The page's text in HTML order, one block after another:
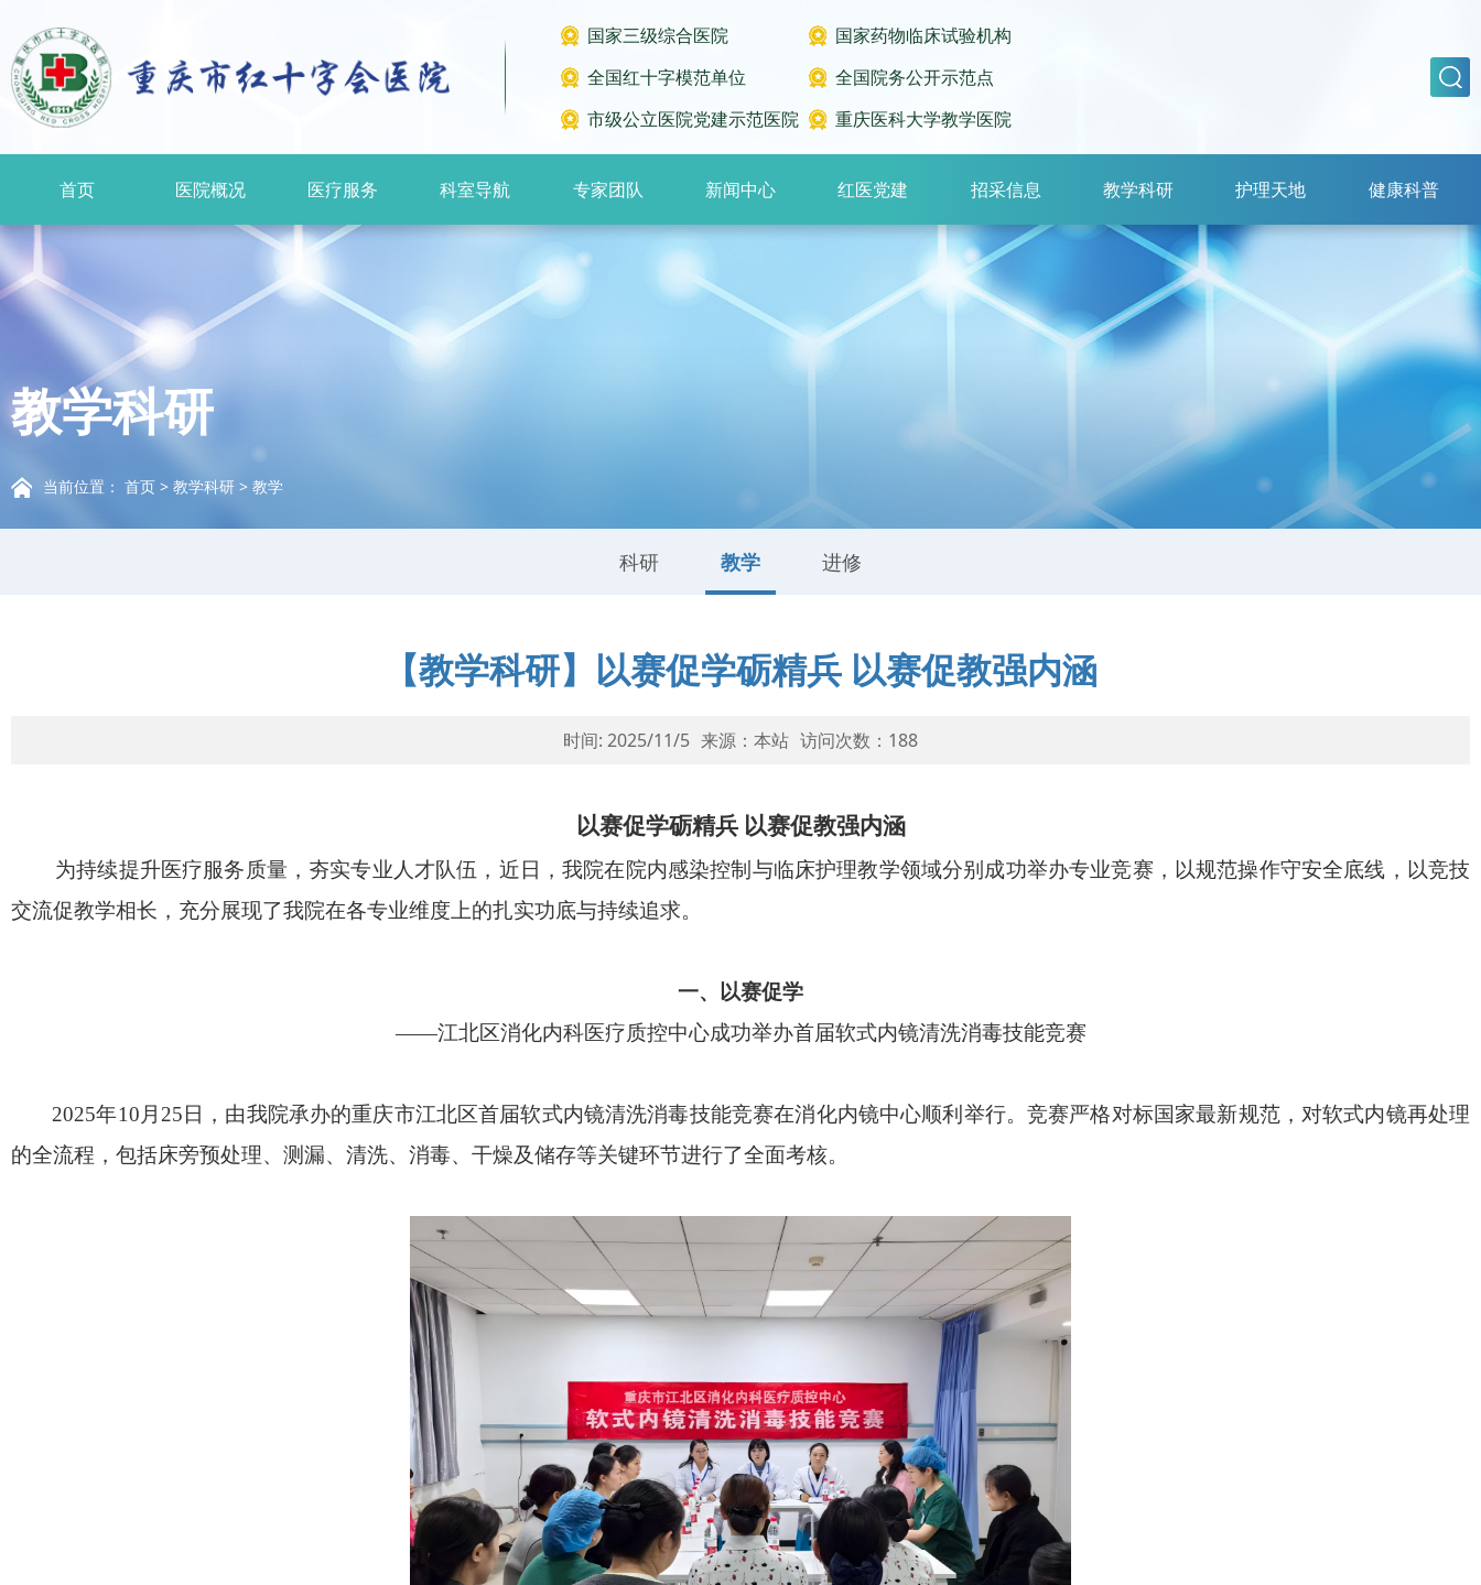
国家三级综合医院
国家药物临床试验机构
全国红十字模范单位
全国院务公开示范点
市级公立医院党建示范医院
重庆医科大学教学医院
首页 医院概况 医疗服务 科室导航 专家团队 新闻中心 红医党建 招采信息 教学科研 护理天地 健康科普
教学科研
当前位置： 首页 > 教学科研 > 教学
科研 教学 进修
【教学科研】以赛促学砺精兵 以赛促教强内涵
时间: 2025/11/5 来源：本站 访问次数： 188
以赛促学砺精兵 以赛促教强内涵
为持续提升医疗服务质量，夯实专业人才队伍，近日，我院在院内感染控制与临床护理教学领域分别成功举办专业竞赛，以规范操作守安全底线，以竞技
交流促教学相长，充分展现了我院在各专业维度上的扎实功底与持续追求。
一、以赛促学
——江北区消化内科医疗质控中心成功举办首届软式内镜清洗消毒技能竞赛
2025年10月25日，由我院承办的重庆市江北区首届软式内镜清洗消毒技能竞赛在消化内镜中心顺利举行。竞赛严格对标国家最新规范，对软式内镜再处理
的全流程，包括床旁预处理、测漏、清洗、消毒、干燥及储存等关键环节进行了全面考核。